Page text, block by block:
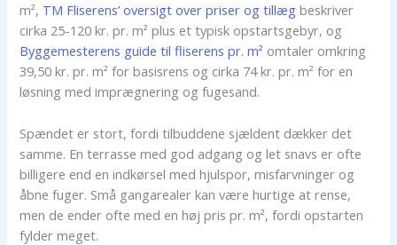
m², TM Fliserens’ oversigt over priser og tillæg beskriver
cirka 25-120 kr. pr. m² plus et typisk opstartsgebyr, og
Byggemesterens guide til fliserens pr. m² omtaler omkring
39,50 kr. pr. m² for basisrens og cirka 74 kr. pr. m² for en
løsning med imprægnering og fugesand.
Spændet er stort, fordi tilbuddene sjældent dækker det
samme. En terrasse med god adgang og let snavs er ofte
billigere end en indkørsel med hjulspor, misfarvninger og
åbne fuger. Små gangarealer kan være hurtige at rense,
men de ender ofte med en høj pris pr. m², fordi opstarten
fylder meget.